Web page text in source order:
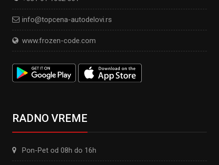
info@topcena-autodelovi.rs
www.frozen-code.com
RADNO VREME
Pon-Pet od 08h do 16h